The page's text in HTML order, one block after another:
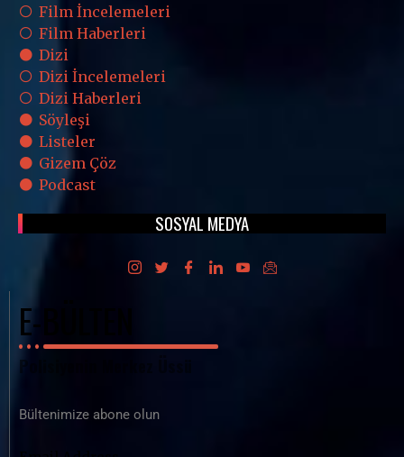
Film İncelemeleri
Film Haberleri
Dizi
Dizi İncelemeleri
Dizi Haberleri
Söyleşi
Listeler
Gizem Çöz
Podcast
SOSYAL MEDYA
E-BÜLTEN
Polisiyenin Merkez Üssü
Bültenimize abone olun